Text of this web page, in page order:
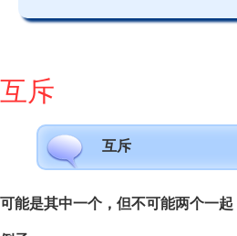
互斥
互斥
可能是其中一个，但不可能两个一起